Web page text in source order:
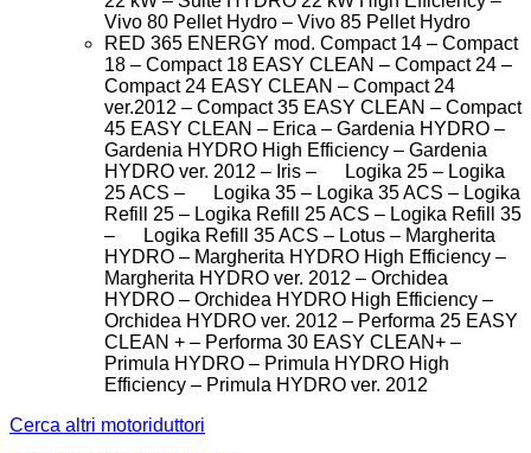
Vivo 80 Pellet Hydro – Vivo 85 Pellet Hydro
RED 365 ENERGY mod. Compact 14 – Compact
18 – Compact 18 EASY CLEAN – Compact 24 –
Compact 24 EASY CLEAN – Compact 24
ver.2012 – Compact 35 EASY CLEAN – Compact
45 EASY CLEAN – Erica – Gardenia HYDRO –
Gardenia HYDRO High Efficiency – Gardenia
HYDRO ver. 2012 – Iris – Logika 25 – Logika
25 ACS – Logika 35 – Logika 35 ACS – Logika
Refill 25 – Logika Refill 25 ACS – Logika Refill 35
– Logika Refill 35 ACS – Lotus – Margherita
HYDRO – Margherita HYDRO High Efficiency –
Margherita HYDRO ver. 2012 – Orchidea
HYDRO – Orchidea HYDRO High Efficiency –
Orchidea HYDRO ver. 2012 – Performa 25 EASY
CLEAN + – Performa 30 EASY CLEAN+ –
Primula HYDRO – Primula HYDRO High
Efficiency – Primula HYDRO ver. 2012
Cerca altri motoriduttori